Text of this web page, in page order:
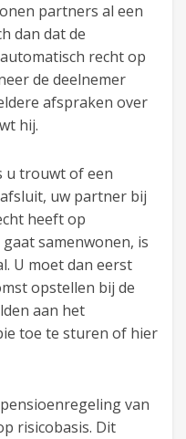
partners al een
dan dat de
recht op
de deelnemer
afspraken over
hij.
u trouwt of een
uw partner bij
heeft op
samenwonen, is
U moet dan eerst
opstellen bij de
aan het
toe te sturen of hier
van
risicobasis. Dit